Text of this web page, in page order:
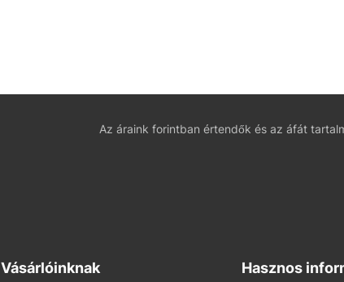
Az áraink forintban értendők és az áfát
Vásárlóinknak Hasznos